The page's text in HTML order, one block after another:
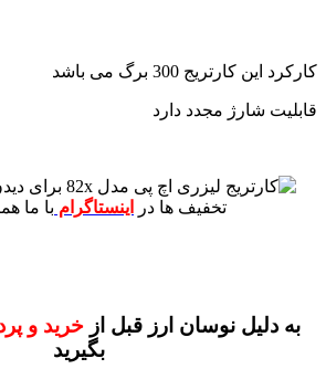
کارکرد این کارتریج 300 برگ می باشد
قابلیت شارژ مجدد دارد
برای
تخفیف ها در
اینستاگرام با ما
به دلیل نوسان ارز قبل از خرید و
بگیرید